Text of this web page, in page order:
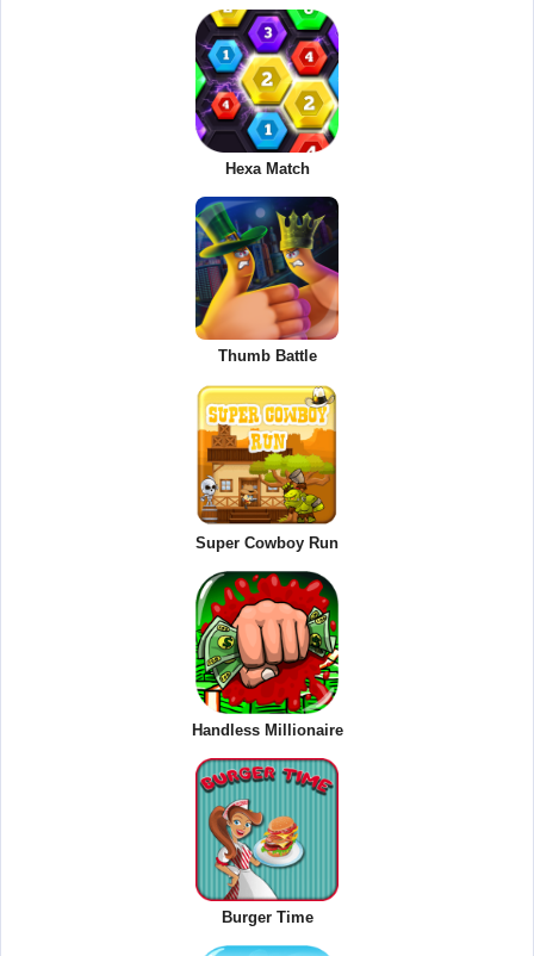
Hexa Match
Thumb Battle
Super Cowboy Run
Handless Millionaire
Burger Time